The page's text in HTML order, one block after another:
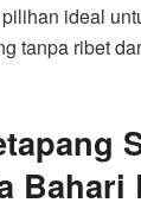
ideal
tanpa ribet
Bahari